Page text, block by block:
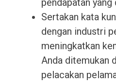
pendapatan yang
Sertakan kata
dengan industri
meningkatkan
Anda ditemukan
pelacakan